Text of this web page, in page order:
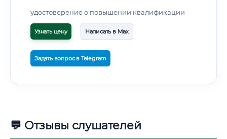
удостоверение о повышении квалификации
Узнать цену Написать в Max
Задать вопрос в Telegram
💬 Отзывы слушателей